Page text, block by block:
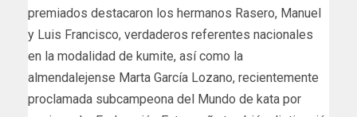
premiados destacaron los hermanos Rasero, Manuel
y Luis Francisco, verdaderos referentes nacionales
en la modalidad de kumite, así como la
almendalejense Marta García Lozano, recientemente
proclamada subcampeona del Mundo de kata por